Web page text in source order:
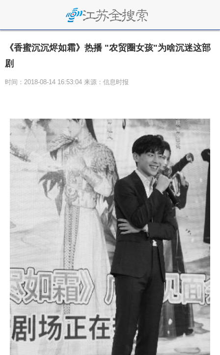
《香蜜沉沉烬如霜》热播 "农贸圈女孩"为啥沉迷这部
剧
时间：2018-08-14 16:53:04 来源：信息时报